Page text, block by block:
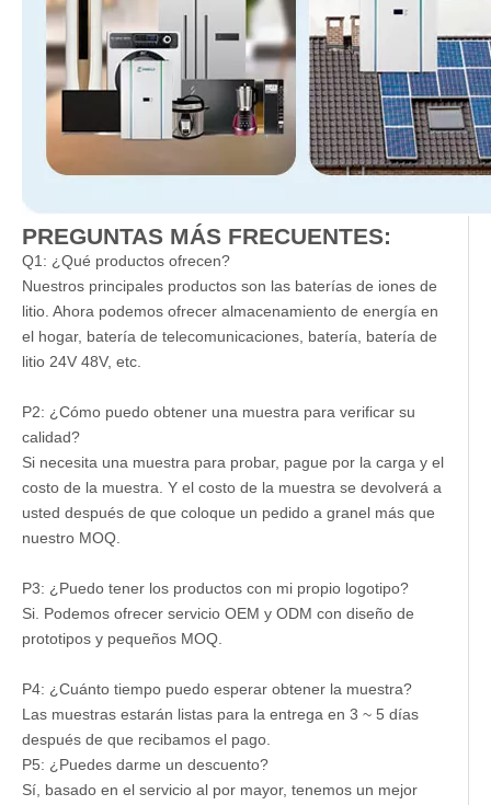
PREGUNTAS MÁS FRECUENTES:
Q1: ¿Qué productos ofrecen?
Nuestros principales productos son las baterías de iones de
litio. Ahora podemos ofrecer almacenamiento de energía en
el hogar, batería de telecomunicaciones, batería, batería de
litio 24V 48V, etc.
P2: ¿Cómo puedo obtener una muestra para verificar su
calidad?
Si necesita una muestra para probar, pague por la carga y el
costo de la muestra. Y el costo de la muestra se devolverá a
usted después de que coloque un pedido a granel más que
nuestro MOQ.
P3: ¿Puedo tener los productos con mi propio logotipo?
Si. Podemos ofrecer servicio OEM y ODM con diseño de
prototipos y pequeños MOQ.
P4: ¿Cuánto tiempo puedo esperar obtener la muestra?
Las muestras estarán listas para la entrega en 3 ~ 5 días
después de que recibamos el pago.
P5: ¿Puedes darme un descuento?
Sí, basado en el servicio al por mayor, tenemos un mejor